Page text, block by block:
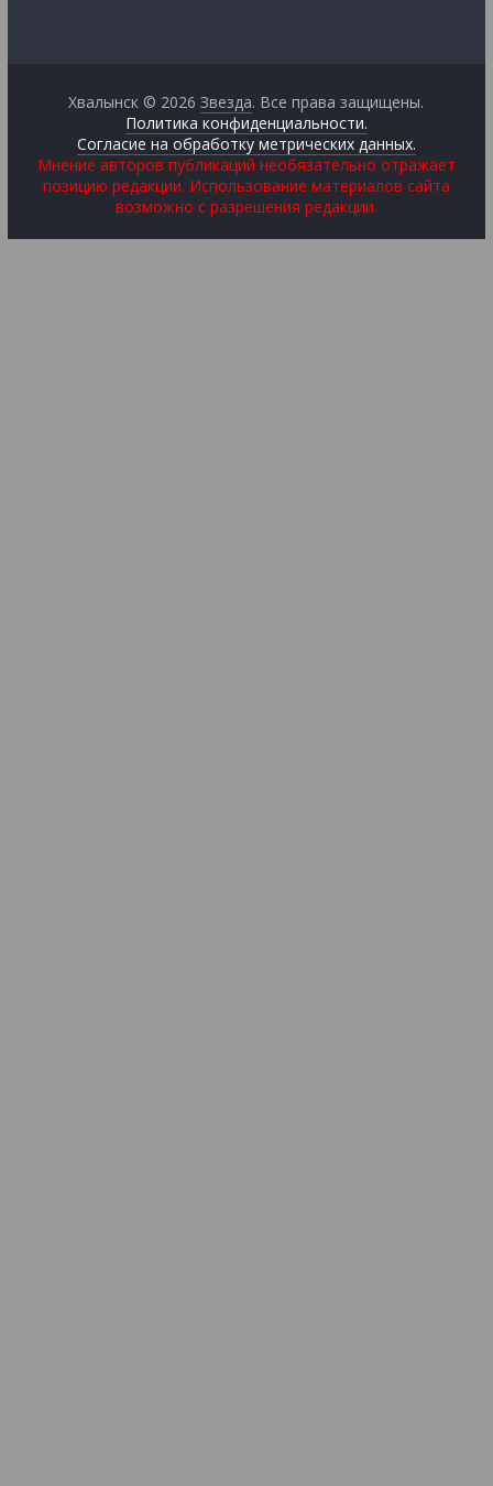
Хвалынск © 2026Звезда. Все права защищены.
Политика конфиденциальности.
Согласие на обработку метрических данных.
Мнение авторов публикаций необязательно отражает
позицию редакции. Использование материалов сайта
возможно с разрешения редакции.